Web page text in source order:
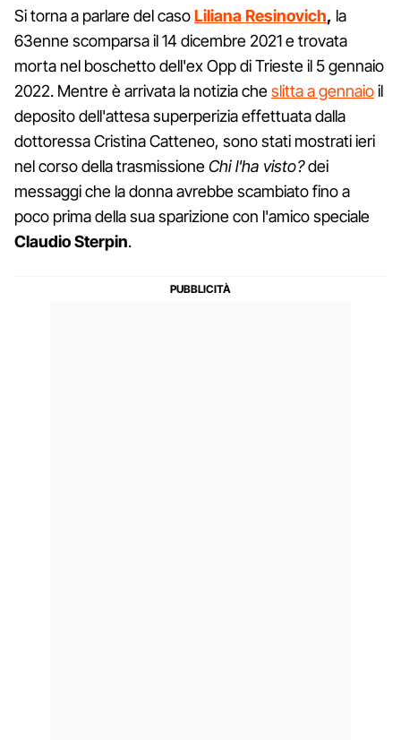
Si torna a parlare del casoLiliana Resinovich, la
63enne scomparsa il 14 dicembre 2021 e trovata
morta nel boschetto dell'ex Opp di Trieste il 5 gennaio
2022. Mentre è arrivata la notizia cheslitta a gennaioil
deposito dell'attesa superperizia effettuata dalla
dottoressa Cristina Catteneo, sono stati mostrati ieri
nel corso della trasmissioneChi l'ha visto?dei
messaggi che la donna avrebbe scambiato fino a
poco prima della sua sparizione con l'amico speciale
ClaudioSterpin.